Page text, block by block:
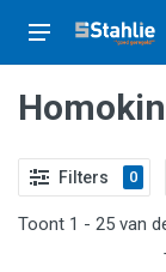
Filters 0
Toont 1 - 25 van